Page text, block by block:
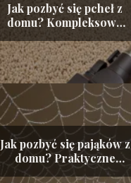
Jak pozbyć się pcheł z
domu? Kompleksowy
poradnik
Jak pozbyć się pająków z
domu? Praktyczne
wskazówki